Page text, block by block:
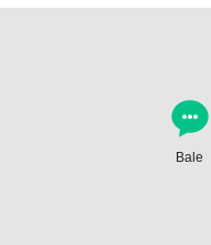
Bale